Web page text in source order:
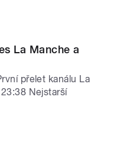
La Manche a
přelet kanálu La
Nejstarší